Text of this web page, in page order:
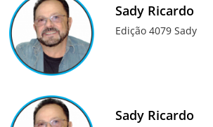
Sady Ricardo
Edição 4079 Sady
Sady Ricardo